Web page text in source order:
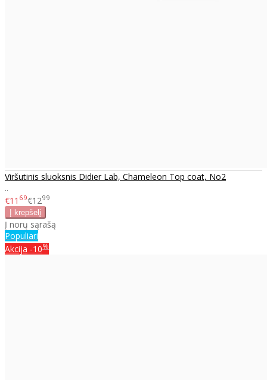
Viršutinis sluoksnis Didier Lab, Chameleon Top coat, No2
..
€11 69€1299
Į norų sąrašą
Populiari
Akcija -10%